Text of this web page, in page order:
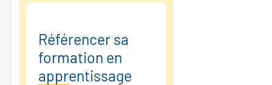
Référencer sa
formation en
apprentissage